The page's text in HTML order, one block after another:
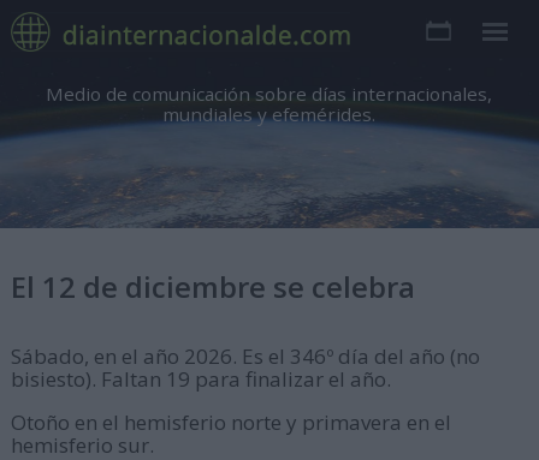
Medio de comunicación sobre días internacionales,
mundiales y efemérides.
El 12 de diciembre se celebra
Sábado, en el año 2026. Es el 346º día del año (no
bisiesto). Faltan 19 para finalizar el año.
Otoño en el hemisferio norte y primavera en el
hemisferio sur.